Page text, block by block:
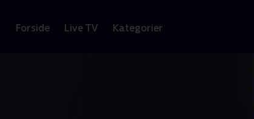
Forside Live TV Kategorier